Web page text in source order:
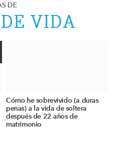
DE
VIDA
Cómo he sobrevivido (a duras
penas) a la vida de soltera
después de 22 años de
matrimonio